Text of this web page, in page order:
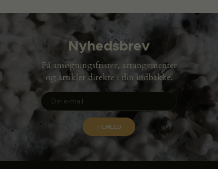
Nyhedsbrev
Få ansøgningsfrister, arrangementer
og artikler direkte i din indbakke.